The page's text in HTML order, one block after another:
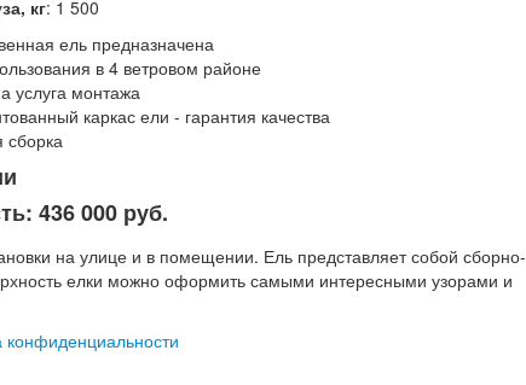
кг: 1 500
ель предназначена
в 4 ветровом районе
услуга монтажа
каркас ели - гарантия качества
сборка
436 000 руб.
на улице и в помещении. Ель представляет собой сборно-
елки можно оформить самыми интересными узорами и
конфиденциальности